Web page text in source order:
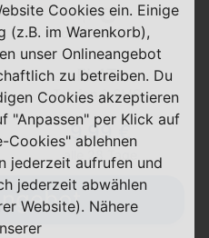
Vodafone (D2)
FLAT
Telefon & SMS
9,99 €
alle 28 Tage
Cookies ein. Einige
(z.B. im Warenkorb),
unser Onlineangebot
zu betreiben. Du
Cookies akzeptieren
"Anpassen" per Klick auf
Cookies" ablehnen
jederzeit aufrufen und
jederzeit abwählen
Website). Nähere